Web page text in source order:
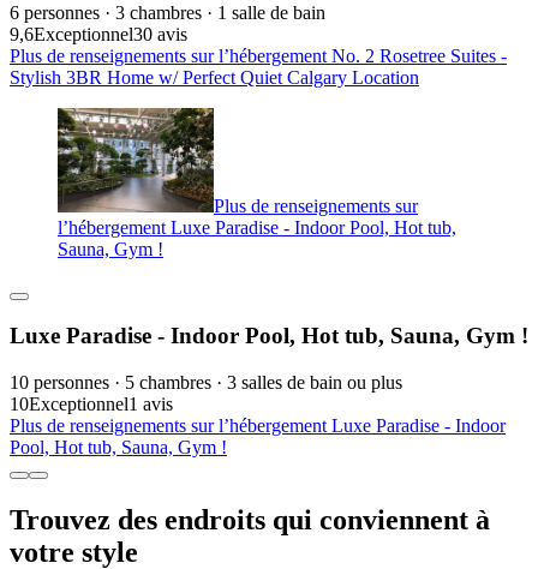
6 personnes · 3 chambres · 1 salle de bain
9,6Exceptionnel30 avis
Plus de renseignements sur l’hébergement No. 2 Rosetree Suites -
Stylish 3BR Home w/ Perfect Quiet Calgary Location
Plus de renseignements sur
l’hébergement Luxe Paradise - Indoor Pool, Hot tub,
Sauna, Gym !
Luxe Paradise - Indoor Pool, Hot tub, Sauna, Gym !
10 personnes · 5 chambres · 3 salles de bain ou plus
10Exceptionnel1 avis
Plus de renseignements sur l’hébergement Luxe Paradise - Indoor
Pool, Hot tub, Sauna, Gym !
Trouvez des endroits qui conviennent à
votre style